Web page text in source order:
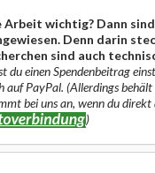
Arbeit wichtig? Dann
Denn darin
sind auch
du einen Spendenbeitrag
auf PayPal. (Allerdings behält
bei uns an, wenn du
)